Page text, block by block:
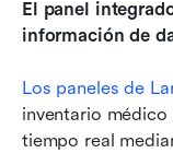
El panel
información de
Los paneles de
inventario
tiempo real